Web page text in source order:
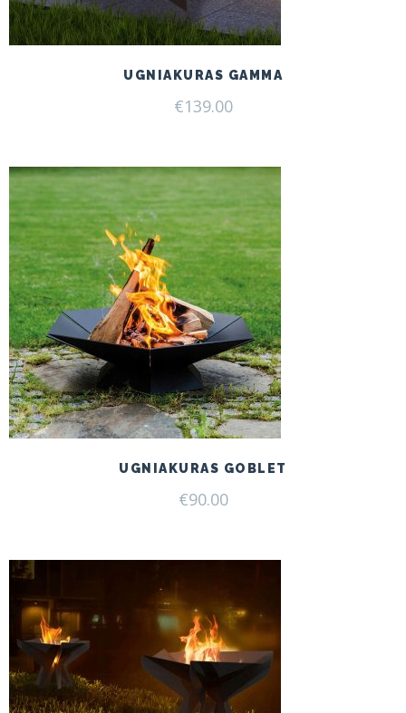
UGNIAKURAS GAMMA
€139.00
UGNIAKURAS GOBLET
€90.00